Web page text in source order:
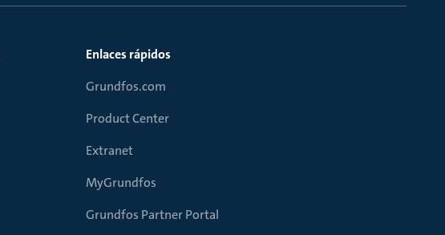
Enlaces rápidos
Grundfos.com
Product Center
Extranet
MyGrundfos
Grundfos Partner Portal